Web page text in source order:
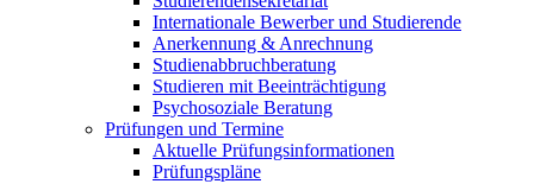
Internationale Bewerber und Studierende
Anerkennung & Anrechnung
Studienabbruchberatung
Studieren mit Beeinträchtigung
Psychosoziale Beratung
Prüfungen und Termine
Aktuelle Prüfungsinformationen
Prüfungspläne